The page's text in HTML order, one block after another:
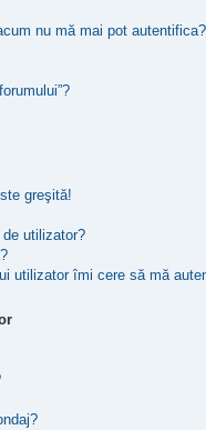
nu mă mai pot
greşită!
utilizator?
utilizator îmi cere să mă